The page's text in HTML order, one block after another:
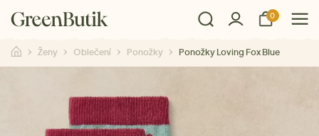
0
Ženy Oblečení Ponožky Ponožky Loving Fox Blue